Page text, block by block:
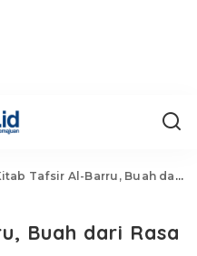
Tafsir Al-Barru, Buah dari Rasa Kagum
Buah dari Rasa